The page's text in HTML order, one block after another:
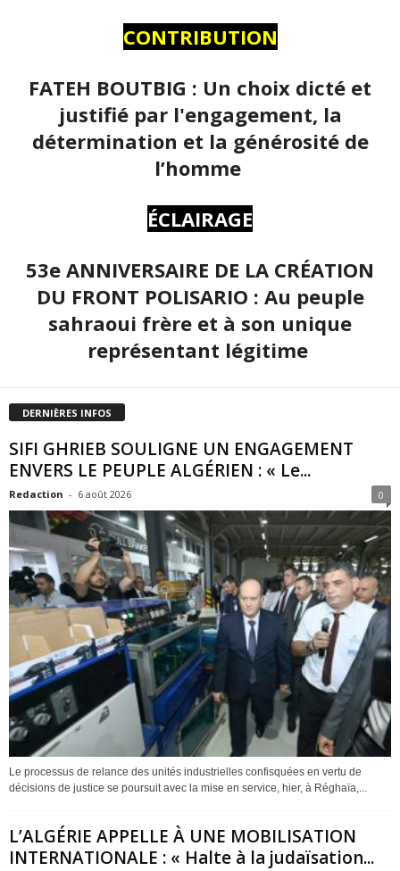
CONTRIBUTION
FATEH BOUTBIG : Un choix dicté et
justifié par l'engagement, la
détermination et la générosité de
l’homme
ÉCLAIRAGE
53e ANNIVERSAIRE DE LA CRÉATION
DU FRONT POLISARIO : Au peuple
sahraoui frère et à son unique
représentant légitime
DERNIÈRES INFOS
SIFI GHRIEB SOULIGNE UN ENGAGEMENT
ENVERS LE PEUPLE ALGÉRIEN : « Le...
Redaction - 6 août 2026 0
Le processus de relance des unités industrielles confisquées en vertu de
décisions de justice se poursuit avec la mise en service, hier, à Réghaïa,...
L’ALGÉRIE APPELLE À UNE MOBILISATION
INTERNATIONALE : « Halte à la judaïsation...